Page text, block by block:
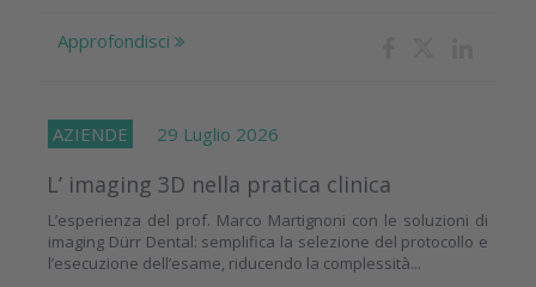
Approfondisci
AZIENDE 29 Luglio 2026
L’ imaging 3D nella pratica clinica
L’esperienza del prof. Marco Martignoni con le soluzioni di
imaging Dürr Dental: semplifica la selezione del protocollo e
l’esecuzione dell’esame, riducendo la complessità...